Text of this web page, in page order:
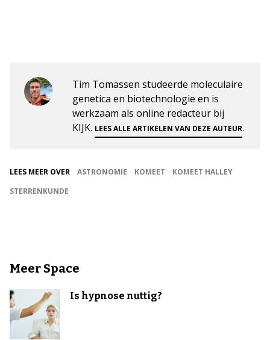
Tim Tomassen studeerde moleculaire
genetica en biotechnologie en is
werkzaam als online redacteur bij
KIJK. LEES ALLE ARTIKELEN VAN DEZE AUTEUR.
LEES MEER OVER ASTRONOMIE KOMEET
KOMEET HALLEY
STERRENKUNDE
Meer Space
Is hypnose nuttig?